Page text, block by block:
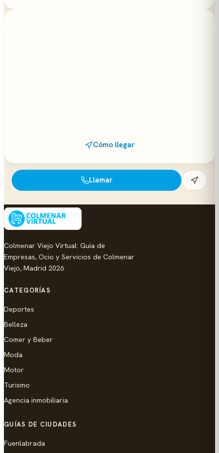
Cómo llegar
Llamar
Colmenar Viejo Virtual: Guia de
Empresas, Ocio y Servicios de Colmenar
Viejo, Madrid 2026
CATEGORÍAS
Deportes
Belleza
Comer y Beber
Moda
Motor
Turismo
Agencia inmobiliaria
GUÍAS DE CIUDADES
Fuenlabrada